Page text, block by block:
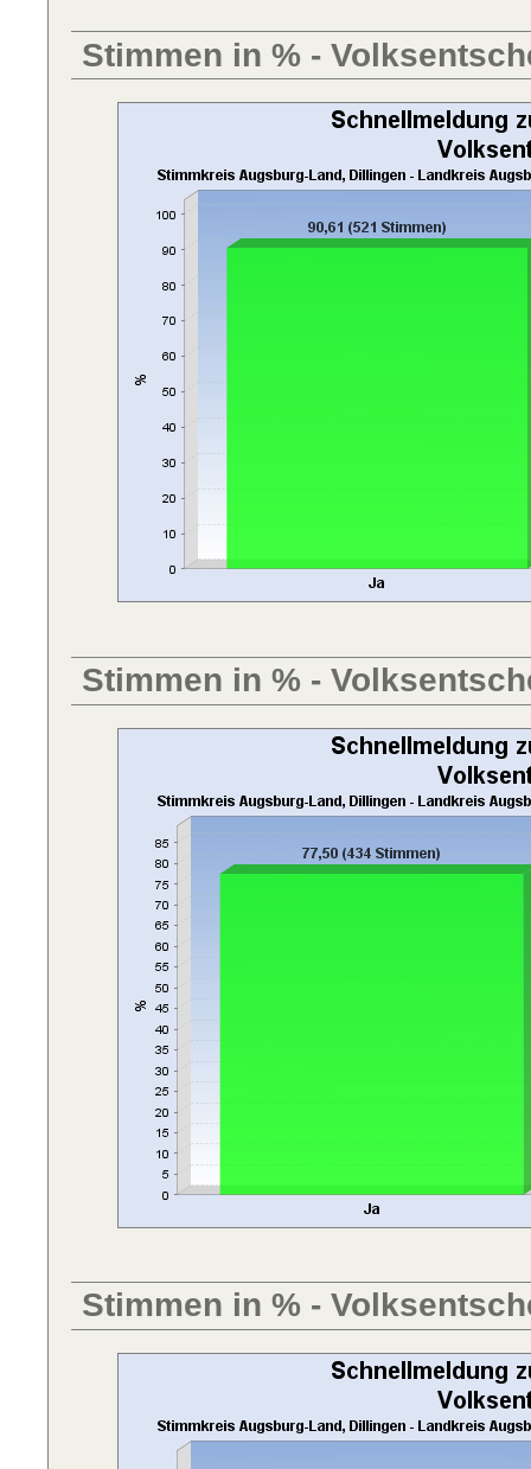
Stimmen in % -
Stimmen in % -
Stimmen in % -